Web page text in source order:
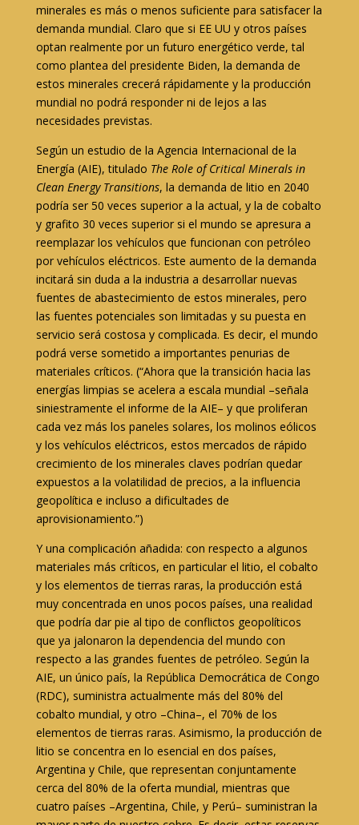
minerales es más o menos suficiente para satisfacer la
demanda mundial. Claro que si EE UU y otros países
optan realmente por un futuro energético verde, tal
como plantea del presidente Biden, la demanda de
estos minerales crecerá rápidamente y la producción
mundial no podrá responder ni de lejos a las
necesidades previstas.
Según un estudio de la Agencia Internacional de la
Energía (AIE), titulado The Role of Critical Minerals in
Clean Energy Transitions, la demanda de litio en 2040
podría ser 50 veces superior a la actual, y la de cobalto
y grafito 30 veces superior si el mundo se apresura a
reemplazar los vehículos que funcionan con petróleo
por vehículos eléctricos. Este aumento de la demanda
incitará sin duda a la industria a desarrollar nuevas
fuentes de abastecimiento de estos minerales, pero
las fuentes potenciales son limitadas y su puesta en
servicio será costosa y complicada. Es decir, el mundo
podrá verse sometido a importantes penurias de
materiales críticos. (“Ahora que la transición hacia las
energías limpias se acelera a escala mundial –señala
siniestramente el informe de la AIE– y que proliferan
cada vez más los paneles solares, los molinos eólicos
y los vehículos eléctricos, estos mercados de rápido
crecimiento de los minerales claves podrían quedar
expuestos a la volatilidad de precios, a la influencia
geopolítica e incluso a dificultades de
aprovisionamiento.”)
Y una complicación añadida: con respecto a algunos
materiales más críticos, en particular el litio, el cobalto
y los elementos de tierras raras, la producción está
muy concentrada en unos pocos países, una realidad
que podría dar pie al tipo de conflictos geopolíticos
que ya jalonaron la dependencia del mundo con
respecto a las grandes fuentes de petróleo. Según la
AIE, un único país, la República Democrática de Congo
(RDC), suministra actualmente más del 80% del
cobalto mundial, y otro –China–, el 70% de los
elementos de tierras raras. Asimismo, la producción de
litio se concentra en lo esencial en dos países,
Argentina y Chile, que representan conjuntamente
cerca del 80% de la oferta mundial, mientras que
cuatro países –Argentina, Chile, y Perú– suministran la